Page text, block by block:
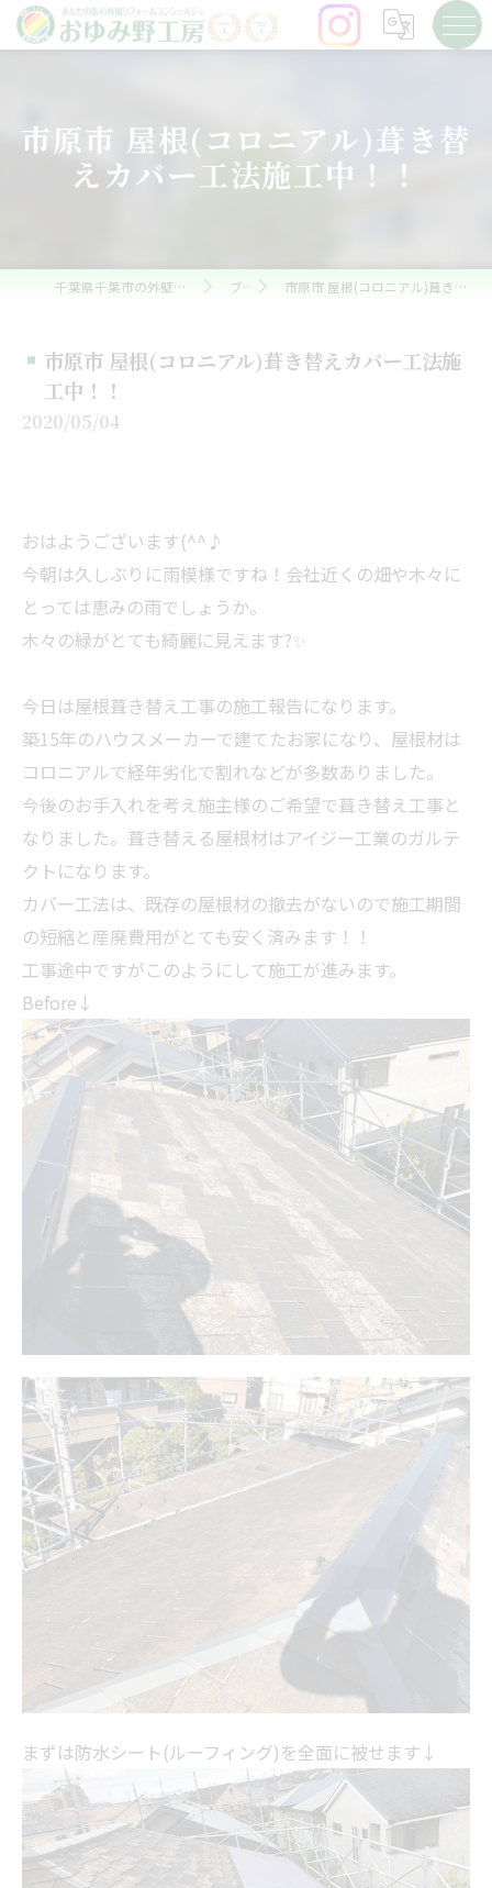
市原市 屋根(コロニアル)葺き替
えカバー工法施工中！！
千葉県千葉市の外壁塗装ならおゆみ野工房 ブログ 市原市 屋根(コロニアル)葺き替えカバー工法施工中！！
市原市 屋根(コロニアル)葺き替えカバー工法施
工中！！
2020/05/04
おはようございます(^^♪
今朝は久しぶりに雨模様ですね！会社近くの畑や木々に
とっては恵みの雨でしょうか。
木々の緑がとても綺麗に見えます?✨
今日は屋根葺き替え工事の施工報告になります。
築15年のハウスメーカーで建てたお家になり、屋根材は
コロニアルで経年劣化で割れなどが多数ありました。
今後のお手入れを考え施主様のご希望で葺き替え工事と
なりました。葺き替える屋根材はアイジー工業のガルテ
クトになります。
カバー工法は、既存の屋根材の撤去がないので施工期間
の短縮と産廃費用がとても安く済みます！！
工事途中ですがこのようにして施工が進みます。
Before↓
まずは防水シート(ルーフィング)を全面に被せます↓